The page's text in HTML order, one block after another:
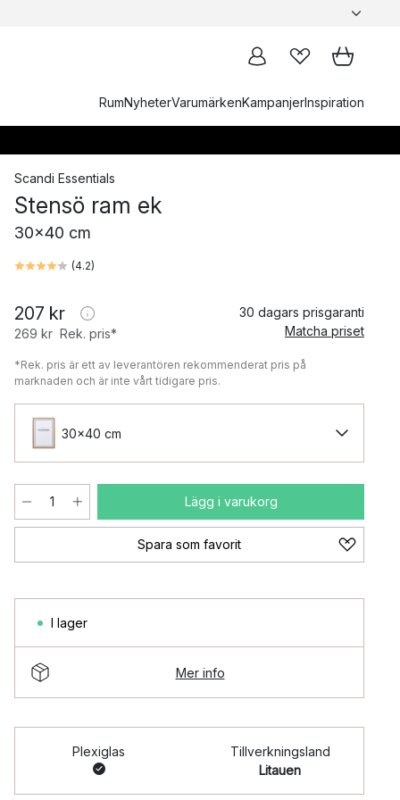
RumNyheterVarumärkenKampanjerInspiration
Scandi Essentials
Stensö ram ek
30x40 cm
(4.2)
207 kr
269 kr Rek. pris*
30 dagars prisgaranti
Matcha priset
*Rek. pris är ett av leverantören rekommenderat pris på
marknaden och är inte vårt tidigare pris.
30x40 cm
Lägg i varukorg
Spara som favorit
I lager
Mer info
Plexiglas
Tillverkningsland
Litauen